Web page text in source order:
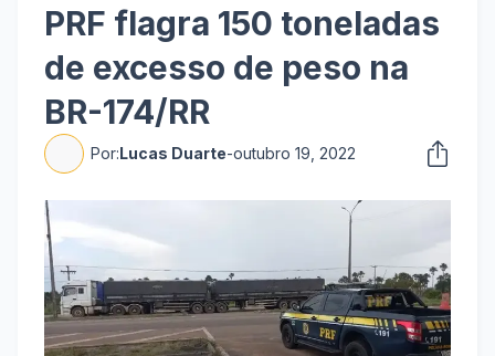
PRF flagra 150 toneladas
de excesso de peso na
BR-174/RR
Por:Lucas Duarte-outubro 19, 2022